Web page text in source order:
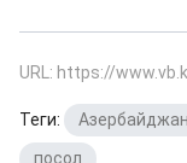
URL: https://
Теги: Азербайджан
посол